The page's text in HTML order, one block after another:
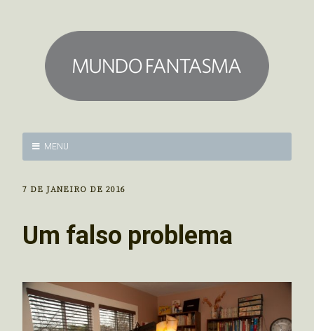
MENU
7 DE JANEIRO DE 2016
Um falso problema